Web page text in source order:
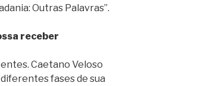
Outras Palavras”.
receber
Caetano Veloso
fases de sua